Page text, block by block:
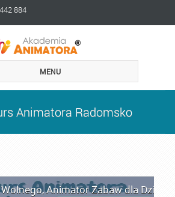
884
MENU
Animatora Radomsko
,Animator Zabaw dla Dzieci